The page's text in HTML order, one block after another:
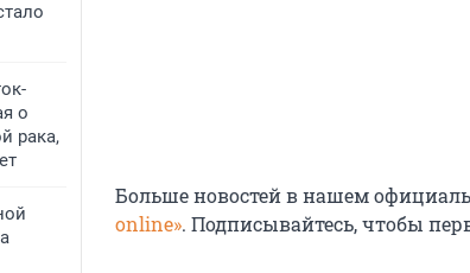
о
рака,
Больше новостей в нашем
online». Подписывайтесь, чтобы